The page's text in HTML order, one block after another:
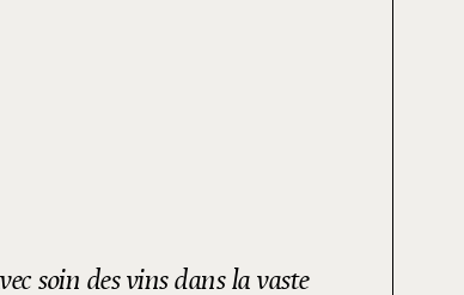
soin des vins dans la vaste